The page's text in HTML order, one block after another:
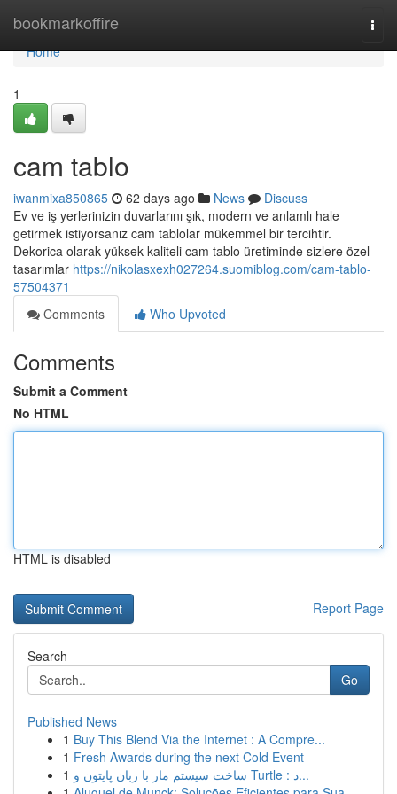
bookmarkoffire
Home
Home
1
cam tablo
iwanmixa850865 62 days ago News
Discuss
Ev ve iş yerlerinizin duvarlarını şık, modern ve anlamlı hale
getirmek istiyorsanız cam tablolar mükemmel bir tercihtir.
Dekorica olarak yüksek kaliteli cam tablo üretiminde sizlere özel
tasarımlar https://nikolasxexh027264.suomiblog.com/cam-tablo-
57504371
Comments
Who Upvoted
Comments
Submit a Comment
No HTML
HTML is disabled
Report Page
Search
Go
Published News
1 Buy This Blend Via the Internet : A Compre...
1 Fresh Awards during the next Cold Event
1
ساخت سیستم مار با زبان پایتون و Turtle : د...